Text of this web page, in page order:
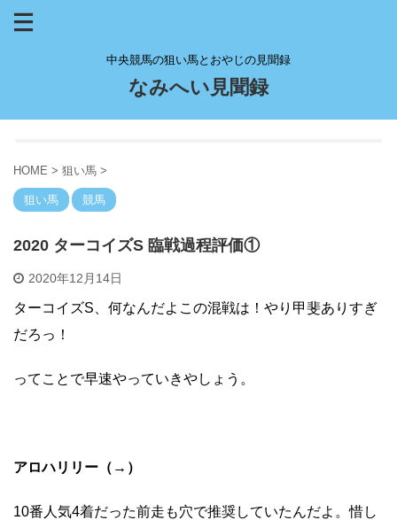
中央競馬の狙い馬とおやじの見聞録
なみへい見聞録
HOME > 狙い馬 >
狙い馬 競馬
2020 ターコイズS 臨戦過程評価①
2020年12月14日
ターコイズS、 何なんだよこの混戦は！ やり甲斐ありすぎ
だろっ！
ってことで早速やっていきやしょう。
アロハリリー（→）
10番人気4着だった前走も穴で推奨していたんだよ。惜し